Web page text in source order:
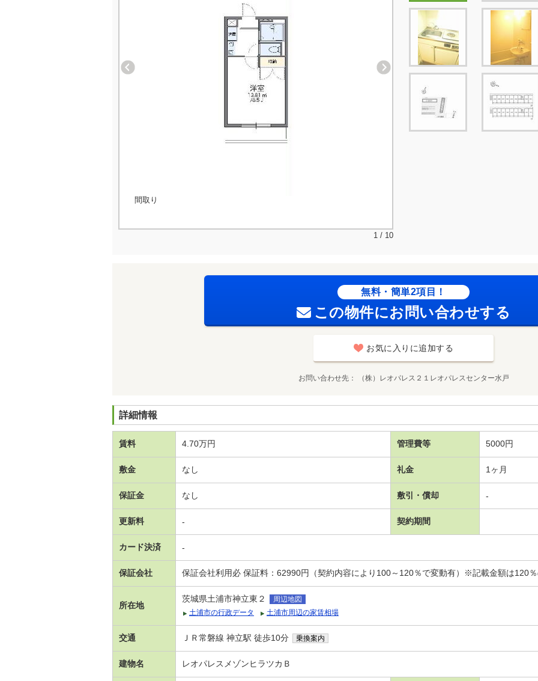
間取り
1 / 10
無料・簡単2項目！
この物件にお問い合わせする
お気に入りに追加する
お問い合わせ先 （株）レオパレス２１レオパレスセンター水戸
詳細情報
賃料 4.70万円 管理費等 5000円
敷金 なし 礼金 1ヶ月
保証金 なし 敷引・償却 -
更新料 - 契約期間
カード決済 -
保証会社 保証会社利用必 保証料：62990円（契約内容により100～120％で変動有）※記載金額は120
所在地
茨城県土浦市神立東２
周辺地図
土浦市の行政データ
土浦市周辺の家賃相場
交通 ＪＲ常磐線 神立駅 徒歩10分 乗換案内
建物名 レオパレスメゾンヒラツカＢ